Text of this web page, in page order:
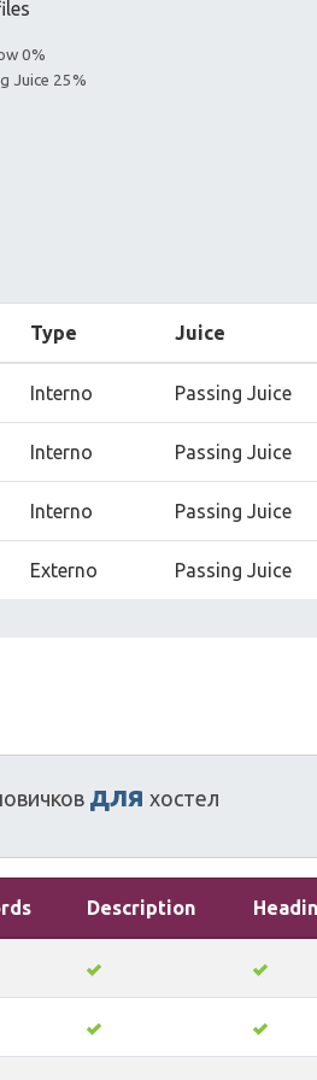
0%
Juice 25%
Type Juice
Interno Passing Juice
Interno Passing Juice
Interno Passing Juice
Externo Passing Juice
для хостел
Description